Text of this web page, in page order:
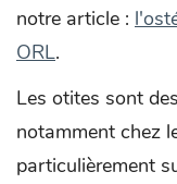
notre article :
ORL.
Les otites sont
notamment chez
particulièrement